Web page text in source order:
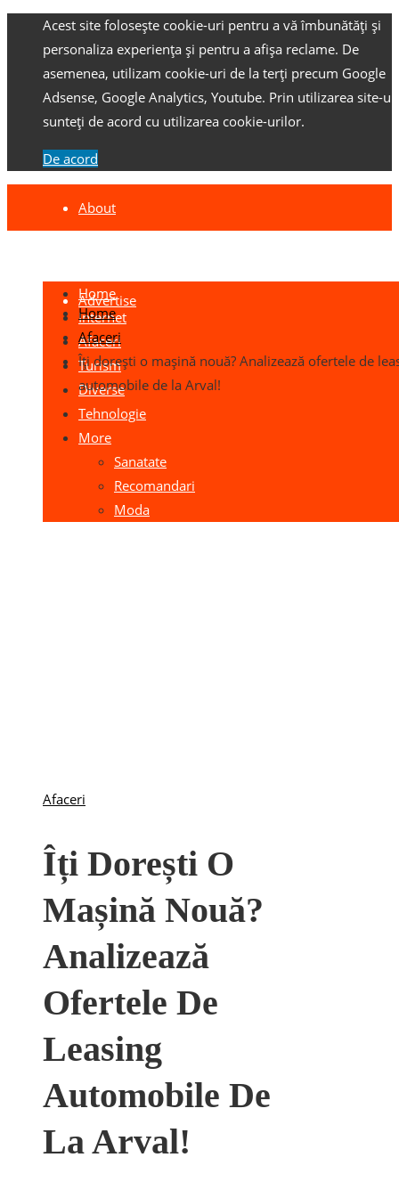
Acest site folosește cookie-uri pentru a vă îmbunătăți și
personaliza experiența și pentru a afișa reclame. De
asemenea, utilizam cookie-uri de la terți precum Google
Adsense, Google Analytics, Youtube. Prin utilizarea site-
sunteți de acord cu utilizarea cookie-urilor.
De acord
About
Advertise
Home
Internet
Afaceri
Turism
Diverse
Tehnologie
More
Sanatate
Recomandari
Moda
Home
Afaceri
Îți dorești o mașină nouă? Analizează ofertele de
automobile de la Arval!
Afaceri
Îți Dorești O
Mașină Nouă?
Analizează
Ofertele De
Leasing
Automobile De
La Arval!